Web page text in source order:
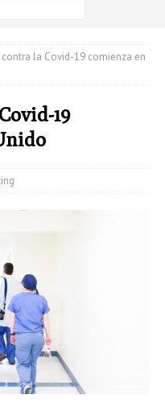
contra la Covid-19 comienza en
19